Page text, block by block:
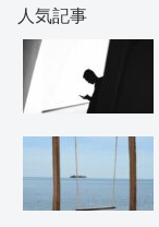
人気記事